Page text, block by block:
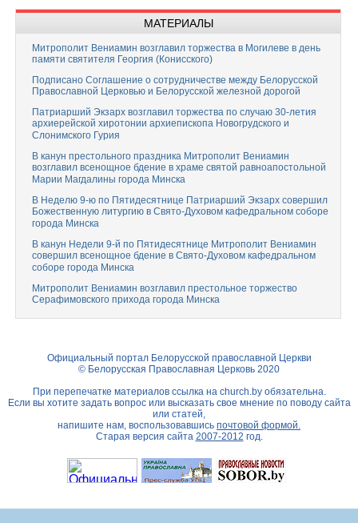
МАТЕРИАЛЫ
Митрополит Вениамин возглавил торжества в Могилеве в день
памяти святителя Георгия (Конисского)
Подписано Соглашение о сотрудничестве между Белорусской
Православной Церковью и Белорусской железной дорогой
Патриарший Экзарх возглавил торжества по случаю 30-летия
архиерейской хиротонии архиепископа Новогрудского и
Слонимского Гурия
В канун престольного праздника Митрополит Вениамин
возглавил всенощное бдение в храме святой равноапостольной
Марии Магдалины города Минска
В Неделю 9-ю по Пятидесятнице Патриарший Экзарх совершил
Божественную литургию в Свято-Духовом кафедральном соборе
города Минска
В канун Недели 9-й по Пятидесятнице Митрополит Вениамин
совершил всенощное бдение в Свято-Духовом кафедральном
соборе города Минска
Митрополит Вениамин возглавил престольное торжество
Серафимовского прихода города Минска
Официальный портал Белорусской православной Церкви
© Белорусская Православная Церковь 2020
При перепечатке материалов ссылка на church.byобязательна.
Если вы хотите задать вопрос или высказать свое мнение по поводу сайта
или статей,
напишите нам, воспользовавшись почтовой формой.
Старая версия сайта 2007-2012 год.